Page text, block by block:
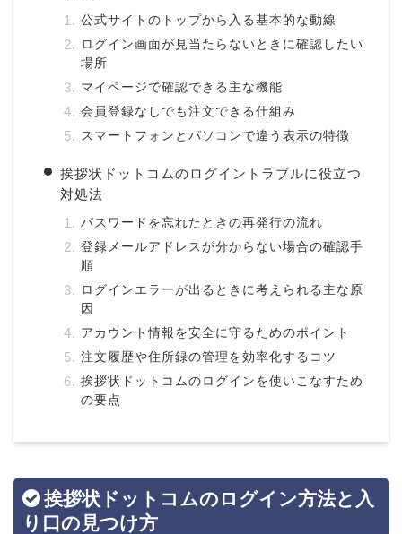
公式サイトのトップから入る基本的な動線
ログイン画面が見当たらないときに確認したい
場所
マイページで確認できる主な機能
会員登録なしでも注文できる仕組み
スマートフォンとパソコンで違う表示の特徴
挨拶状ドットコムのログイントラブルに役立つ
対処法
パスワードを忘れたときの再発行の流れ
登録メールアドレスが分からない場合の確認手
順
ログインエラーが出るときに考えられる主な原
因
アカウント情報を安全に守るためのポイント
注文履歴や住所録の管理を効率化するコツ
挨拶状ドットコムのログインを使いこなすため
の要点
挨拶状ドットコムのログイン方法と入
り口の見つけ方